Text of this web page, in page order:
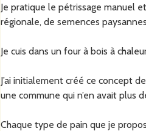
Je pratique le pétrissage manuel
régionale, de semences
Je cuis dans un four à bois à
J’ai initialement créé ce concept
une commune qui n’en avait
Chaque type de pain que je